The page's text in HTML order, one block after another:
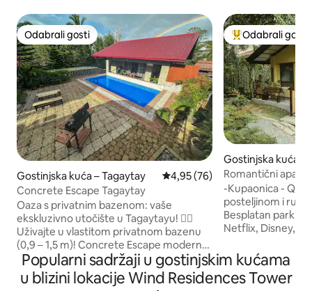
Odabrali gosti
Odabrali gosti
Gostinjska kuća – Tagaytay Prosječna ocjena: 4,95/5,
4,95 (76)
Concrete Escape Tagaytay
Oaza s privatnim bazenom: vaše
ekskluzivno utočište u Tagaytayu! 🏊‍♂️
Uživajte u vlastitom privatnom bazenu
(0,9 – 1,5 m)! Concrete Escape moderna
je brvnara namijenjena grupama. Cijeli je
objekt isključivo vaš! 🔥 ISTAKNUTO: ✅
Zabava na otvorenom: poseban prostor
Među najviše
Odabrali gosti
Gostinjska kuća –
Romantični
kadom i
-Kupaonica -
posteljinom i
Besplatan parking - Wi-Fi
Netflix, Disney,
papir - Namjenski
sobi za opuštanje
pećnica/kuhalo
Popularni sadržaji u gostinjskim kućama
u blizini lokacije Wind Residences Tower